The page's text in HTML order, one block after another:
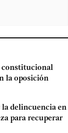
constitucional
la oposición
delincuencia en
para recuperar